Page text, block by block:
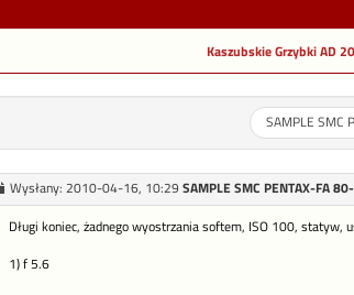
Kaszubskie Grzybki AD
SAMPLE SMC
Wysłany: 2010-04-16, 10:29 SAMPLE SMC PENTAX-FA
Długi koniec, żadnego wyostrzania softem, ISO 100, statyw,
1) f 5.6